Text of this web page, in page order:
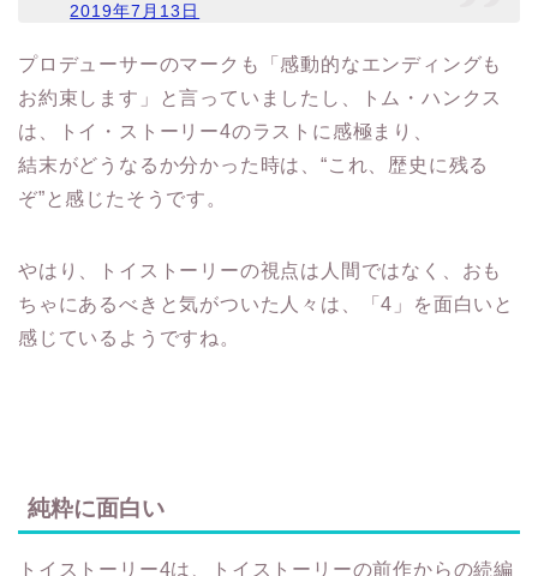
2019年7月13日
プロデューサーのマークも「感動的なエンディングも
お約束します」と言っていましたし、トム・ハンクス
は、トイ・ストーリー4のラストに感極まり、
結末がどうなるか分かった時は、“これ、歴史に残る
ぞ”と感じたそうです。
やはり、トイストーリーの視点は人間ではなく、おも
ちゃにあるべきと気がついた人々は、「4」を面白いと
感じているようですね。
純粋に面白い
トイストーリー4は、トイストーリーの前作からの続編